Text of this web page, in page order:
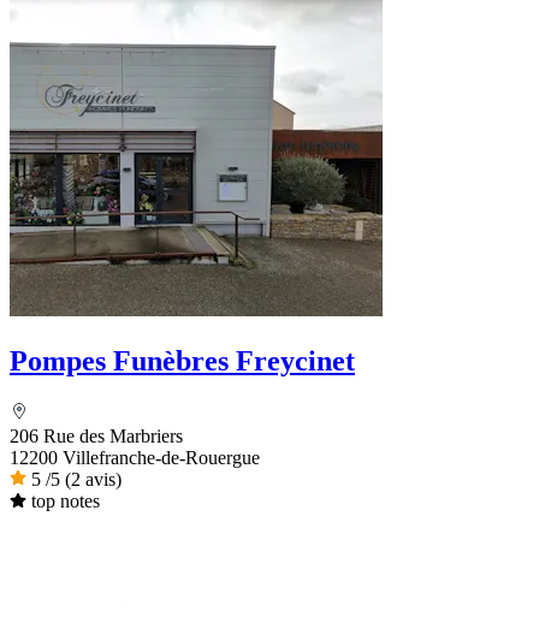
Pompes Funèbres Freycinet
206 Rue des Marbriers
12200 Villefranche-de-Rouergue
5 /5 (2 avis)
top notes